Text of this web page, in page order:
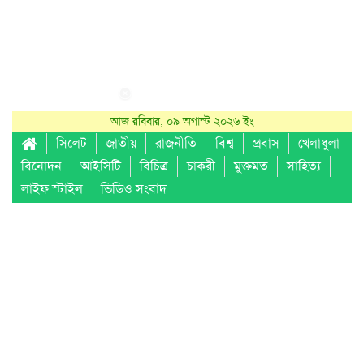
আজ রবিবার, ০৯ অগাস্ট ২০২৬ ইং
সিলেট জাতীয় রাজনীতি বিশ্ব প্রবাস
খেলাধুলা
বিনোদন
আইসিটি বিচিত্র চাকরী মুক্তমত
সাহিত্য
লাইফ স্টাইল
ভিডিও সংবাদ